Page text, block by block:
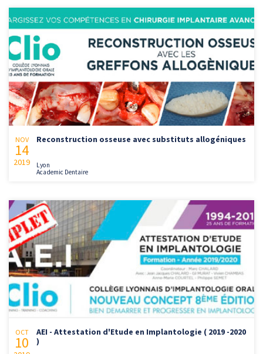
NOV
14
2019
Reconstruction osseuse avec substituts allogéniques
Lyon
Academic Dentaire
OCT
10
AEI - Attestation d'Etude en Implantologie ( 2019 -2020
)